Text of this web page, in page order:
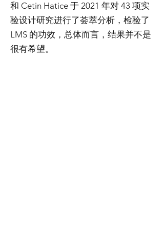
和 Cetin Hatice 于 2021 年对 43 项实
验设计研究进行了荟萃分析，检验了
LMS 的功效，总体而言，结果并不是
很有希望。